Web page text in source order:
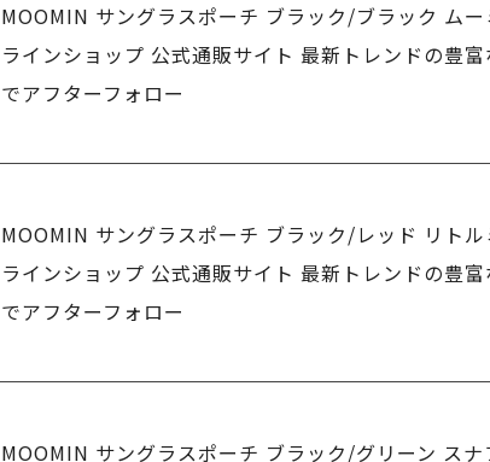
MOOMIN サングラスポーチ ブラック/ブラック ム
ラインショップ 公式通販サイト 最新トレンドの豊
でアフターフォロー
MOOMIN サングラスポーチ ブラック/レッド リト
ラインショップ 公式通販サイト 最新トレンドの豊
でアフターフォロー
MOOMIN サングラスポーチ ブラック/グリーン ス